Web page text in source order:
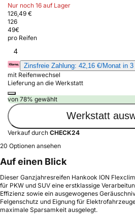
Nur noch 16 auf Lager
126,49 €
126
49€
pro Reifen
4
Zinsfreie Zahlung: 42,16 €/Monat in 3
mit Reifenwechsel
Lieferung an die Werkstatt
von 78% gewählt
Werkstatt
Verkauf durch CHECK24
20 Optionen ansehen
Auf einen Blick
Dieser Ganzjahresreifen Hankook ION
für PKW und SUV eine erstklassige
Effizienz sowie ein ausgewogenes
Felgenschutz und Eignung für
maximale Sparsamkeit ausgelegt.